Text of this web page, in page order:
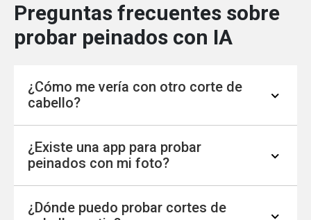
Preguntas frecuentes sobre
probar peinados con IA
¿Cómo me vería con otro corte de
cabello?
Si quieres saber cómo te quedaría un nuevo
segundos. La inteligencia artificial adapta cada
¿Existe una app para probar
peinados con mi foto?
Sí. Con YouCam Online, puedes probar cortes y
¿Dónde puedo probar cortes de